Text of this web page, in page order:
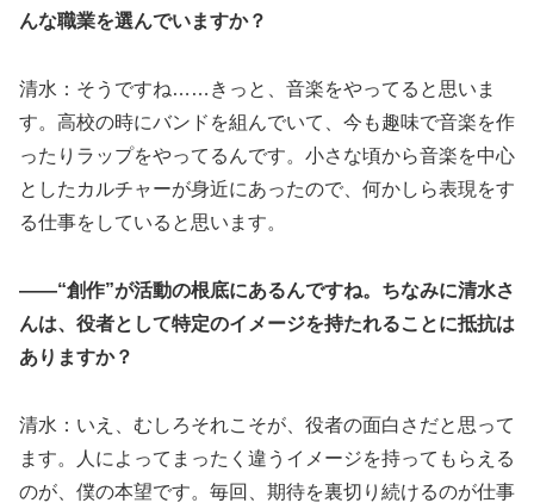
んな職業を選んでいますか？
清水：そうですね……きっと、音楽をやってると思いま
す。高校の時にバンドを組んでいて、今も趣味で音楽を作
ったりラップをやってるんです。小さな頃から音楽を中心
としたカルチャーが身近にあったので、何かしら表現をす
る仕事をしていると思います。
――“創作”が活動の根底にあるんですね。ちなみに清水さ
んは、役者として特定のイメージを持たれることに抵抗は
ありますか？
清水：いえ、むしろそれこそが、役者の面白さだと思って
ます。人によってまったく違うイメージを持ってもらえる
のが、僕の本望です。毎回、期待を裏切り続けるのが仕事